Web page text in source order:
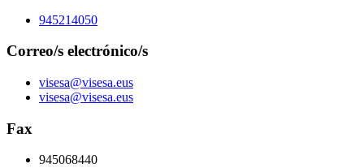
945214050
Correo/s electrónico/s
visesa@visesa.eus
visesa@visesa.eus
Fax
945068440